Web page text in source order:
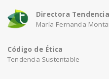
Directora
María Fernanda
Código de Ética
Tendencia Sustentable